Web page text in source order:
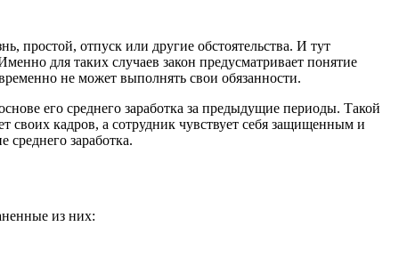
простой, отпуск или другие обстоятельства. И тут
для таких случаев закон предусматривает понятие
не может выполнять свои обязанности.
его среднего заработка за предыдущие периоды. Такой
своих кадров, а сотрудник чувствует себя защищенным и
среднего заработка.
из них: